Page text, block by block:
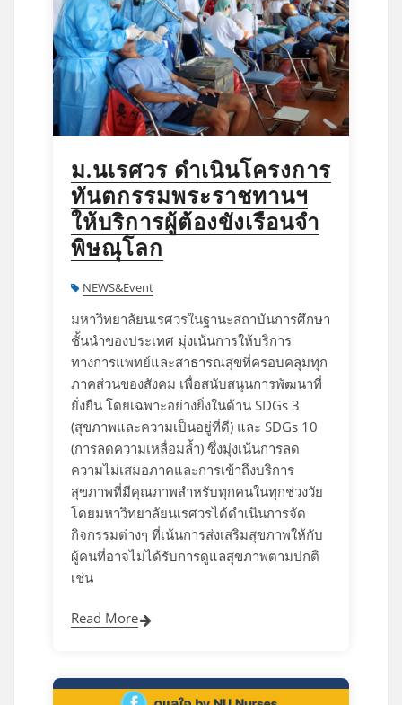
ม.นเรศวร ดำเนินโครงการ
ทันตกรรมพระราชทานฯ
ให้บริการผู้ต้องขังเรือนจำ
พิษณุโลก
NEWS&Event
มหาวิทยาลัยนเรศวรในฐานะสถาบันการศึกษา
ชั้นนำของประเทศ มุ่งเน้นการให้บริการ
ทางการแพทย์และสาธารณสุขที่ครอบคลุมทุก
ภาคส่วนของสังคม เพื่อสนับสนุนการพัฒนาที่
ยั่งยืน โดยเฉพาะอย่างยิ่งในด้าน SDGs 3
(สุขภาพและความเป็นอยู่ที่ดี) และ SDGs 10
(การลดความเหลื่อมล้ำ) ซึ่งมุ่งเน้นการลด
ความไม่เสมอภาคและการเข้าถึงบริการ
สุขภาพที่มีคุณภาพสำหรับทุกคนในทุกช่วงวัย
โดยมหาวิทยาลัยนเรศวรได้ดำเนินการจัด
กิจกรรมต่างๆ ที่เน้นการส่งเสริมสุขภาพให้กับ
ผู้คนที่อาจไม่ได้รับการดูแลสุขภาพตามปกติ
เช่น
Read More